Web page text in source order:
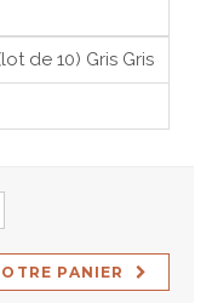
de 10) Gris Gris
PANIER